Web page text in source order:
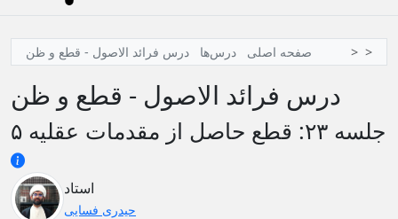
صفحه اصلی درس‌ها درس فرائد الاصول - قطع و ظن
درس فرائد الاصول - قطع و ظن
جلسه ۲۳: قطع حاصل از مقدمات عقلیه ۵
استاد
حیدری فسایی